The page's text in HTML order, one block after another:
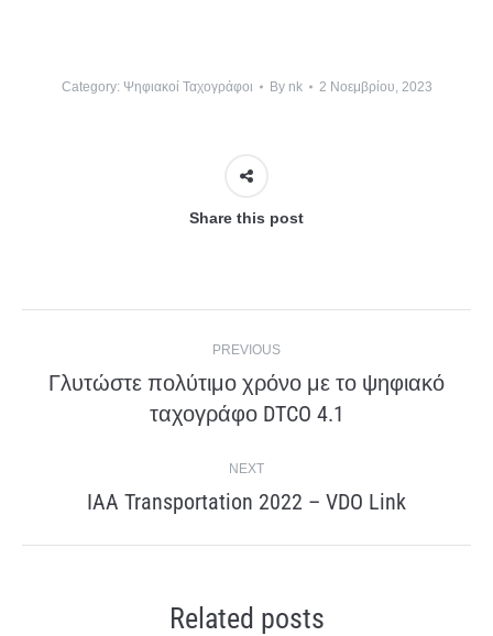
Category: Ψηφιακοί Ταχογράφοι By nk 2 Νοεμβρίου, 2023
Share this post
navigation
PREVIOUS
Previous
Γλυτώστε πολύτιμο χρόνο με το ψηφιακό
ταχογράφο DTCO 4.1
NEXT
Next
IAA Transportation 2022 – VDO Link
Related posts